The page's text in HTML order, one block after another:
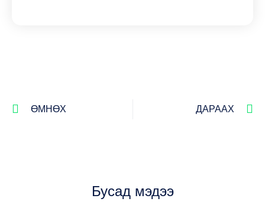
ӨМНӨХ ДАРААХ
Бусад мэдээ